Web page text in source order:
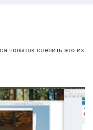
попыток слепить это их